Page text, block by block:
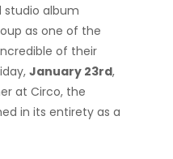
studio album
as one of the
of their
January 23rd,
at Circo, the
in its entirety as a